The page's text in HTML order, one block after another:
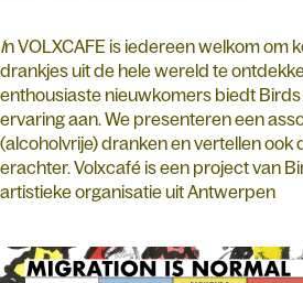
In VOLXCAFE is iedereen welkom om
drankjes uit de hele wereld te
enthousiaste nieuwkomers biedt
ervaring aan. We presenteren een
(alcoholvrije) dranken en vertellen ook
erachter. Volxcafé is een project van
artistieke organisatie uit Antwerpen